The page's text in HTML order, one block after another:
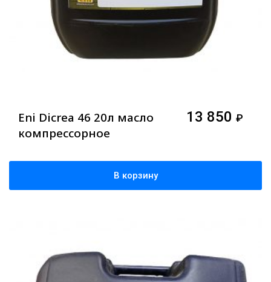
Eni Dicrea 46 20л масло
компрессорное
13 850 ₽
В корзину